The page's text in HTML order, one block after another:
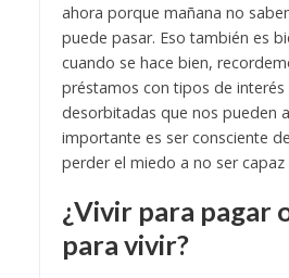
ahora porque mañana no
puede pasar. Eso también es
cuando se hace bien,
préstamos con tipos de interés
desorbitadas que nos pueden
importante es ser consciente
perder el miedo a no ser
¿Vivir para pagar
para vivir?